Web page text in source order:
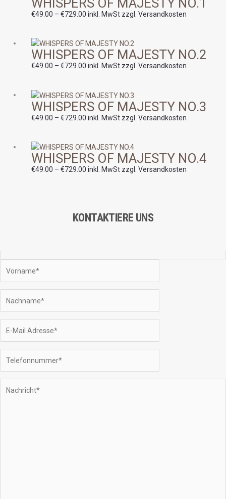
WHISPERS OF MAJESTY NO.1
€49.00 – €729.00
€49.00
bis
inkl. MwSt zzgl. Versandkosten
WHISPERS OF MAJESTY NO.2
€49.00 – €729.00
Preisspanne:
€49.00
bis
inkl. MwSt zzgl. Versandkosten
WHISPERS OF MAJESTY NO.3
€49.00 – €729.00
Preisspanne:
€49.00
bis
inkl. MwSt zzgl. Versandkosten
WHISPERS OF MAJESTY NO.4
€49.00 – €729.00
Preisspanne:
€49.00
bis
inkl. MwSt zzgl. Versandkosten
KONTAKTIERE UNS